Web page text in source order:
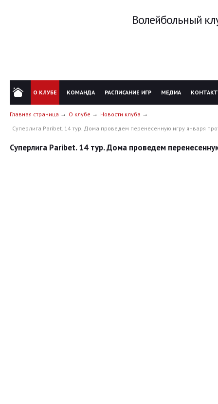
Волейбольный
О КЛУБЕ КОМАНДА РАСПИСАНИЕ ИГР МЕДИА
Главная страница О клубе
Новости клуба
Суперлига Paribet. 14 тур. Дома проведем перенесенную игру января
Суперлига Paribet. 14 тур. Дома проведем